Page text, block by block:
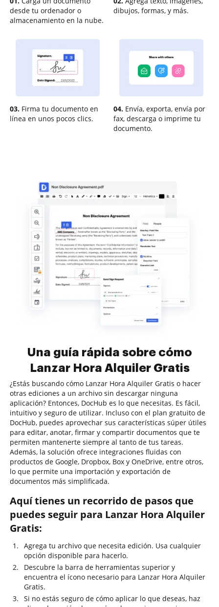
desde tu ordenador o
almacenamiento en la nube.
dibujos, formas, y más.
03. Firma tu documento en
línea en unos pocos clics.
04. Envía, exporta, envía por
fax, descarga o imprime tu
documento.
Una guía rápida sobre cómo
Lanzar Hora Alquiler Gratis
¿Estás buscando cómo Lanzar Hora Alquiler Gratis o hacer
otras ediciones a un archivo sin descargar ninguna
aplicación? Entonces, DocHub es lo que necesitas. Es fácil,
intuitivo y seguro de utilizar. Incluso con el plan gratuito de
DocHub, puedes aprovechar sus características súper útiles
para editar, anotar, firmar y compartir documentos que te
permiten mantenerte siempre al tanto de tus tareas.
Además, la solución ofrece integraciones fluidas con
productos de Google, Dropbox, Box y OneDrive, entre otros,
lo que permite una importación y exportación de
documentos más simplificada.
Aquí tienes un recorrido de pasos que
puedes seguir para Lanzar Hora Alquiler
Gratis:
Agrega tu archivo que necesita edición. Usa cualquier
opción disponible para hacerlo.
Descubre la barra de herramientas superior y
encuentra el ícono necesario para Lanzar Hora Alquiler
Gratis.
Si no estás seguro de cómo aplicar lo que deseas, haz